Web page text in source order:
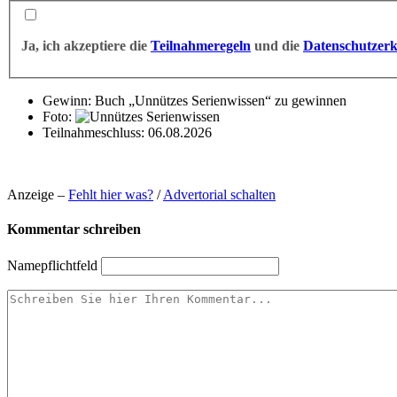
Ja, ich akzeptiere die Teilnahmeregeln und die
Gewinn: Buch „Unnützes Serienwissen“ zu gewinnen
Foto:
Teilnahmeschluss: 06.08.2026
Anzeige – Fehlt hier was? /Advertorial schalten
Kommentar schreiben
Namepflichtfeld